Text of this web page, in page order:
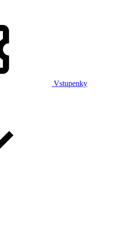
Vstupenky